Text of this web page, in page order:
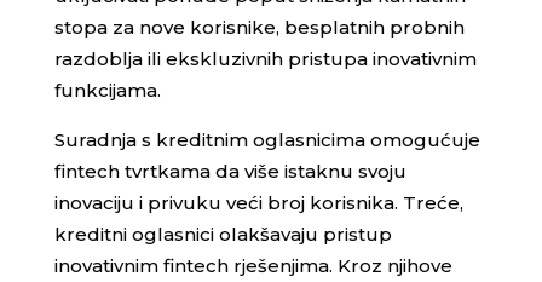
stopa za nove korisnike, besplatnih probnih
razdoblja ili ekskluzivnih pristupa inovativnim
funkcijama.
Suradnja s kreditnim oglasnicima omogućuje
fintech tvrtkama da više istaknu svoju
inovaciju i privuku veći broj korisnika. Treće,
kreditni oglasnici olakšavaju pristup
inovativnim fintech rješenjima. Kroz njihove